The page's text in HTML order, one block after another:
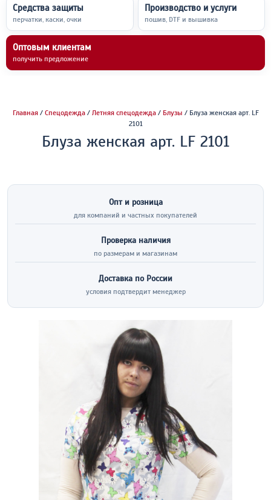
Средства защиты
перчатки, каски, очки
Производство и услуги
пошив, DTF и вышивка
Оптовым клиентам
получить предложение
Главная/ Спецодежда/ Летняя спецодежда/ Блузы / Блуза женская арт. LF
2101
Блуза женская арт. LF 2101
Опт и розница
для компаний и частных покупателей
Проверка наличия
по размерам и магазинам
Доставка по России
условия подтвердит менеджер